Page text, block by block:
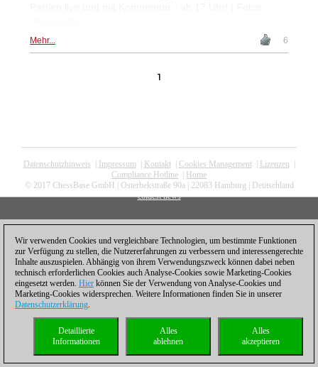
Mehr... 6
1
Datenschutzhinweis Impressum| Kontakt| Cookies Management| Lizenzen
Compliance Hotline
Home
© 2017 ChessBase GmbH | Osterbekstraße 90a | 22083 Hamburg | Deutschland
coldest news
Wir verwenden Cookies und vergleichbare Technologien, um bestimmte Funktionen
zur Verfügung zu stellen, die Nutzererfahrungen zu verbessern und interessengerechte
Inhalte auszuspielen. Abhängig von ihrem Verwendungszweck können dabei neben
technisch erforderlichen Cookies auch Analyse-Cookies sowie Marketing-Cookies
eingesetzt werden. Hier können Sie der Verwendung von Analyse-Cookies und
Marketing-Cookies widersprechen. Weitere Informationen finden Sie in unserer
Datenschutzerklärung.
Alles
akzeptieren
Alles
ablehnen
Detaillierte
Informationen